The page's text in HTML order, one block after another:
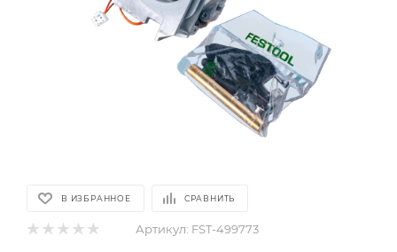
В ИЗБРАННОЕ СРАВНИТЬ
Артикул: FST-499773